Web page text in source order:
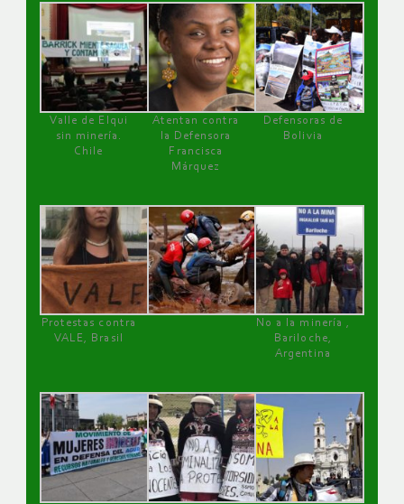
Valle de Elqui
sin minería.
Chile
Atentan contra
la Defensora
Francisca
Márquez
Defensoras de
Bolivia
Protestas contra
VALE, Brasil
No a la minería ,
Bariloche,
Argentina